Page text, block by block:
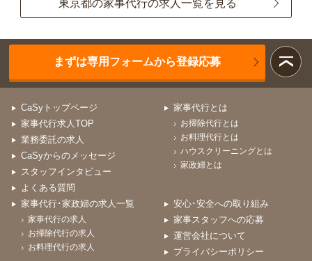
東京都の家事代行の求人一覧を見る
まずは専用フォームから登録応募
CaSyトップページ
家事代行求人TOP
業務委託の求人
CaSyからのメッセージ
スタッフインタビュー
よくある質問
家事代行とは
お掃除代行とは
お料理代行とは
ハウスクリーニングとは
家政婦とは
家事代行･家政婦の求人一覧
家事代行の求人
お掃除代行の求人
お料理代行の求人
安心･安全への取り組み
家事スタッフへの応募
運営会社について
プライバシーポリシー